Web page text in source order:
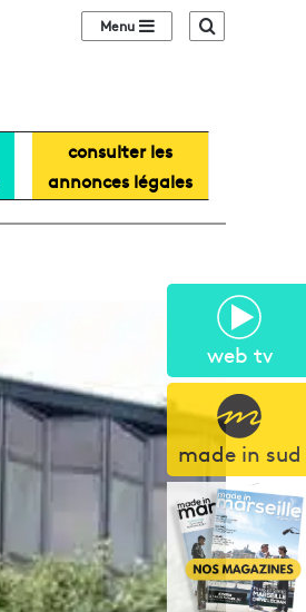
web tv
made in sud
Sidebar (barre
consulter les
annonces légales